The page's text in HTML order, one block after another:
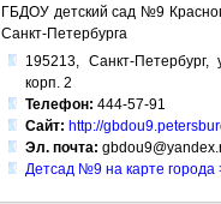
ГБДОУ детский сад №9
Санкт-Петербурга
195213, Санкт-
корп. 2
Телефон: 444-57-91
Сайт: http://
Эл. почта:
Детсад №9 на карте города